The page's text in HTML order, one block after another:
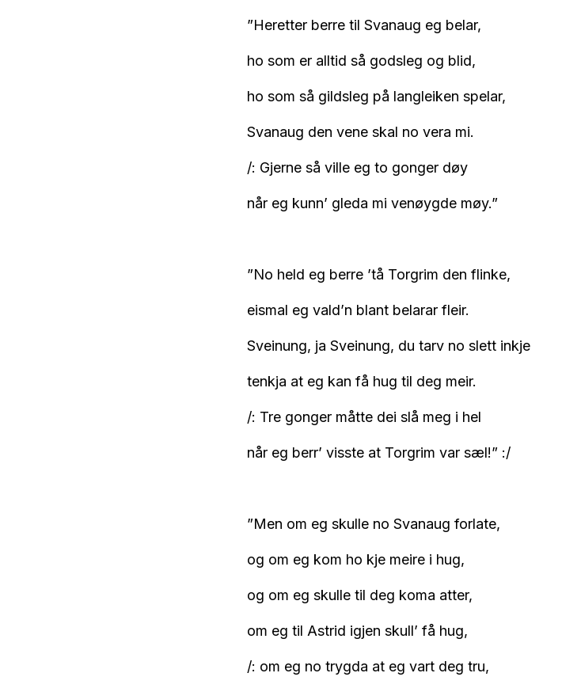
”Heretter berre til Svanaug eg belar,
ho som er alltid så godsleg og blid,
ho som så gildsleg på langleiken spelar,
Svanaug den vene skal no vera mi.
/: Gjerne så ville eg to gonger døy
når eg kunn’ gleda mi venøygde møy.”
”No held eg berre ’tå Torgrim den flinke,
eismal eg vald’n blant belarar fleir.
Sveinung, ja Sveinung, du tarv no slett inkje
tenkja at eg kan få hug til deg meir.
/: Tre gonger måtte dei slå meg i hel
når eg berr’ visste at Torgrim var sæl!” :/
”Men om eg skulle no Svanaug forlate,
og om eg kom ho kje meire i hug,
og om eg skulle til deg koma atter,
om eg til Astrid igjen skull’ få hug,
/: om eg no trygda at eg vart deg tru,